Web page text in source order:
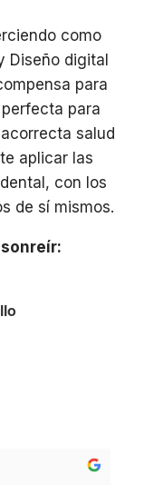
como
Diseño digital
para
para
salud
aplicar las
con los
de sí mismos.